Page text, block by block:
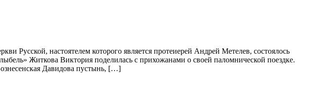
Русской, настоятелем которого является протеиерей Андрей Метелев, состоялось
Житкова Виктория поделилась с прихожанами о своей паломнической поездке.
Давидова пустынь, […]